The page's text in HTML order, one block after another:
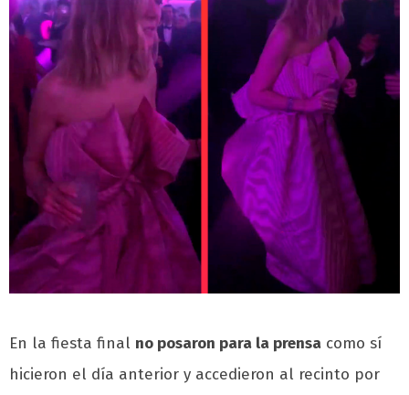
En la fiesta final no posaron para la prensa como sí
hicieron el día anterior y accedieron al recinto por